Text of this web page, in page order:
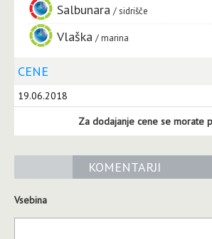
Salbunara sidrišče
Vlaška marina
CENE
19.06.2018
Za dodajanje cene se morate
KOMENTARJI
Vsebina